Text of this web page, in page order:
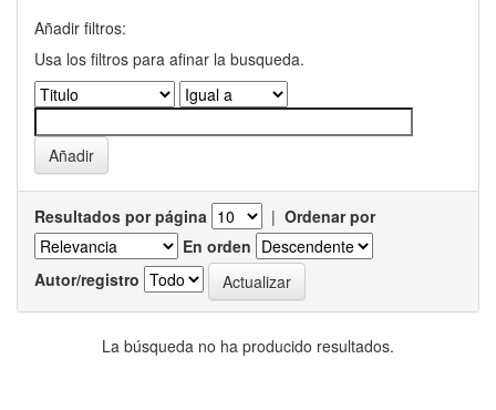
Añadir filtros:
Usa los filtros para afinar la busqueda.
Resultados por página | Ordenar por
En orden
Autor/registro
La búsqueda no ha producido resultados.